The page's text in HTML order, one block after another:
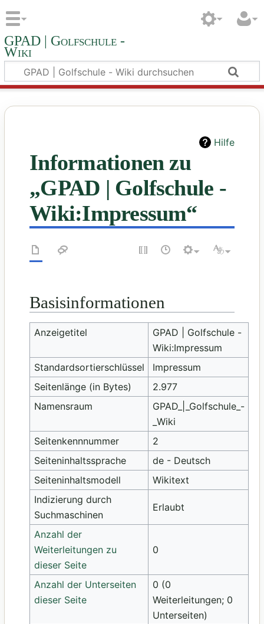
GPAD | Golfschule -
Wiki
Hilfe
Informationen zu
„GPAD | Golfschule -
Wiki:Impressum“
Basisinformationen
Anzeigetitel
GPAD | Golfschule -
Wiki:Impressum
Standardsortierschlüssel
Impressum
Seitenlänge (in Bytes)
2.977
Namensraum
GPAD_|_Golfschule_-
_Wiki
Seitenkennnummer
2
Seiteninhaltssprache
de - Deutsch
Seiteninhaltsmodell
Wikitext
Indizierung durch
Suchmaschinen
Erlaubt
Anzahl der
Weiterleitungen zu
dieser Seite
0
Anzahl der Unterseiten
dieser Seite
0 (0
Weiterleitungen; 0
Unterseiten)